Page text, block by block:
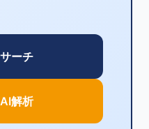
ーチ
解析